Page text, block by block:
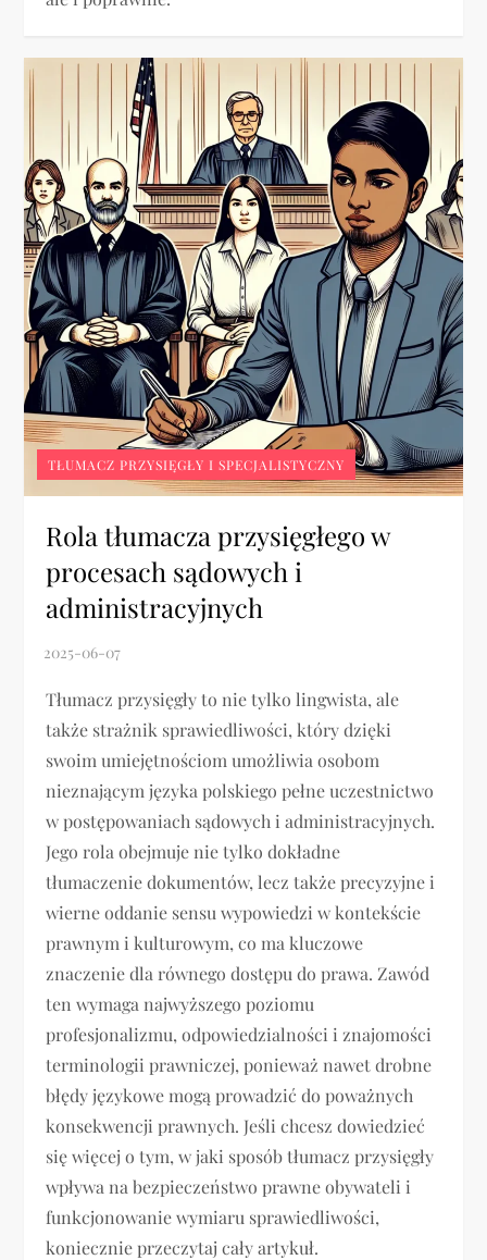
TŁUMACZ PRZYSIĘGŁY I SPECJALISTYCZNY
Rola tłumacza przysięgłego w
procesach sądowych i
administracyjnych
Tłumacz przysięgły to nie tylko lingwista, ale
także strażnik sprawiedliwości, który dzięki
swoim umiejętnościom umożliwia osobom
nieznającym języka polskiego pełne uczestnictwo
w postępowaniach sądowych i administracyjnych.
Jego rola obejmuje nie tylko dokładne
tłumaczenie dokumentów, lecz także precyzyjne i
wierne oddanie sensu wypowiedzi w kontekście
prawnym i kulturowym, co ma kluczowe
znaczenie dla równego dostępu do prawa. Zawód
ten wymaga najwyższego poziomu
profesjonalizmu, odpowiedzialności i znajomości
terminologii prawniczej, ponieważ nawet drobne
błędy językowe mogą prowadzić do poważnych
konsekwencji prawnych. Jeśli chcesz dowiedzieć
się więcej o tym, w jaki sposób tłumacz przysięgły
wpływa na bezpieczeństwo prawne obywateli i
funkcjonowanie wymiaru sprawiedliwości,
koniecznie przeczytaj cały artykuł.